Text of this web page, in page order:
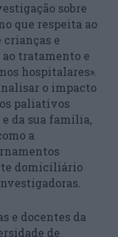
sobre
que respeita ao
e
tratamento e
hospitalares».
o impacto
paliativos
da sua família,
a
domiciliário
e docentes da
de